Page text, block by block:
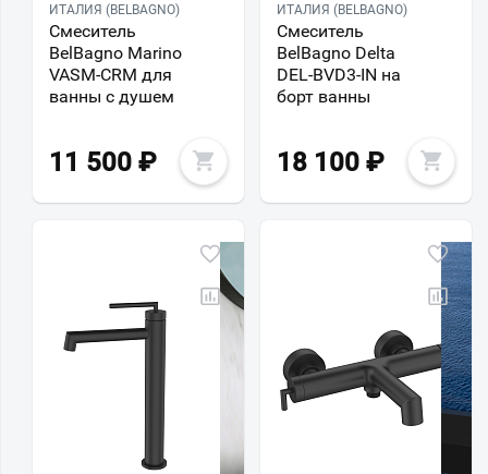
ИТАЛИЯ (BELBAGNO)
Смеситель
BelBagno Marino
VASM-CRM для
ванны с душем
11 500 ₽
ИТАЛИЯ (BELBAGNO)
Смеситель
BelBagno Delta
DEL-BVD3-IN на
борт ванны
18 100 ₽